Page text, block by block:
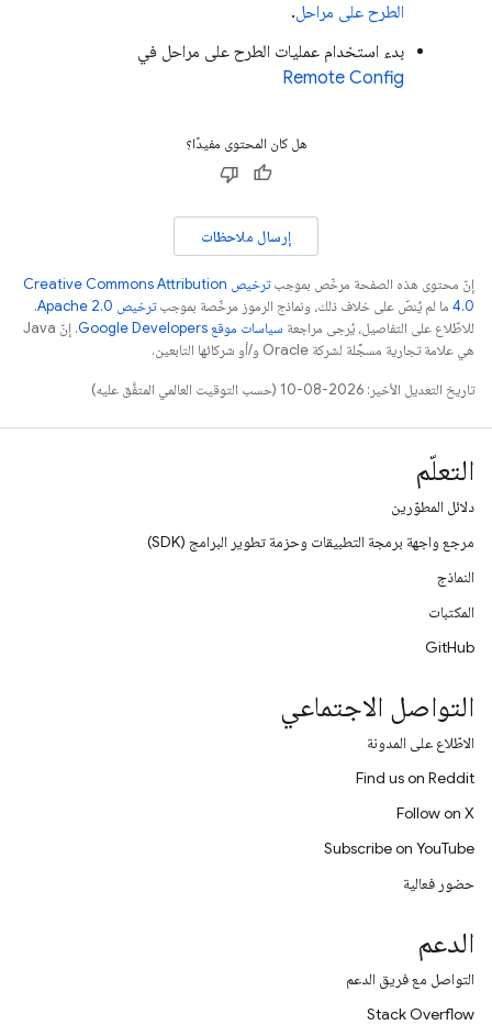
الطرح على مراحل.
بدء استخدام عمليات الطرح على مراحل في
Remote Config
هل كان المحتوى مفيدًا؟
إرسال ملاحظات
إنّ محتوى هذه الصفحة مرخّص بموجب
ترخيص Creative Commons Attribution
4.0‏ ما لم يُنصّ على خلاف ذلك، ونماذج الرموز مرخّصة بموجبترخيص Apache 2.0‏
.
للاطّلاع على التفاصيل، يُرجى مراجعة سياسات موقع Google Developers‏
. إنّ Java
هي علامة تجارية مسجَّلة لشركة Oracle و/أو شركائها التابعين.
تاريخ التعديل الأخير: 2026-08-10 (حسب التوقيت العالمي المتفَّق عليه)
التعلّم
دلائل المطوّرين
مرجع واجهة برمجة التطبيقات وحزمة تطوير البرامج (SDK)
النماذج
المكتبات
GitHub
التواصل الاجتماعي
الاطّلاع على المدونة
Find us on Reddit
Follow on X
Subscribe on YouTube
حضور فعالية
الدعم
التواصل مع فريق الدعم
Stack Overflow